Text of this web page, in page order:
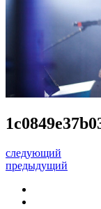
следующий
предыдущий